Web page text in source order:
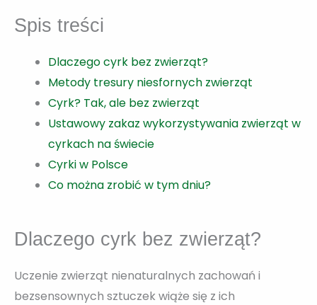
Spis treści
Dlaczego cyrk bez zwierząt?
Metody tresury niesfornych zwierząt
Cyrk? Tak, ale bez zwierząt
Ustawowy zakaz wykorzystywania zwierząt w
cyrkach na świecie
Cyrki w Polsce
Co można zrobić w tym dniu?
Dlaczego cyrk bez zwierząt?
Uczenie zwierząt nienaturalnych zachowań i
bezsensownych sztuczek wiąże się z ich